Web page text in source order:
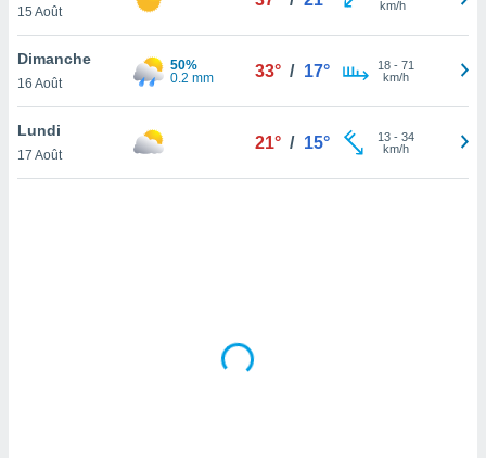
de
15 Août
km/h
Dimanche
16 Août
50%
0.2 mm
33° / 17° 18- 71
km/h
Lundi
17 Août
21° / 15° 13- 34
km/h